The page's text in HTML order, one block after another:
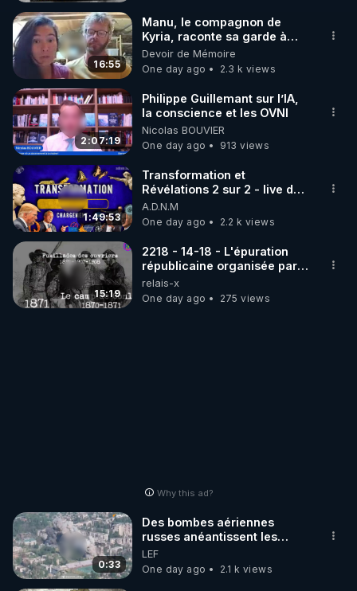
de relancer les fonctions naturelles de nettoyage
du corps
▶On démontre pourquoi il est idéal pour les
personnes fatiguées ou surchargées
▶On aborde les effets physiologiques profonds du
jeûne intermittent (autophagie, réduction de
l’inflammation, clarté mentale…)
Et on vous donne un aperçu du parcours 6 sur
rgnr.tv, un programme complet pour adapter le
jeûne à votre réalité, en douceur, sans dogmes ni
recettes toutes faites
Un épisode pour remettre le corps au centre,
16:55
Manu, le compagnon de
Kyria, raconte sa garde à
vue musclée. PARTAGEZ!
Devoir de Mémoire
One day ago
2.3 k views
2:07:19
Philippe Guillemant sur l’IA,
la conscience et les OVNI
Nicolas BOUVIER
One day ago
913 views
1:49:53
Transformation et
Révélations 2 sur 2 - live du
07/08/26
A.D.N.M
One day ago
2.2 k views
15:19
2218 - 14-18 - L'épuration
républicaine organisée par
les frères de la truelle
relais-x
One day ago
275 views
Why this ad?
0:33
Des bombes aériennes
russes anéantissent les
centres de contrôle de
drones de 3 brigades
ukrainienne
LEF
One day ago
2.1 k views